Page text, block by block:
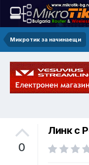
Микротик за начинаещи
0
Линк с